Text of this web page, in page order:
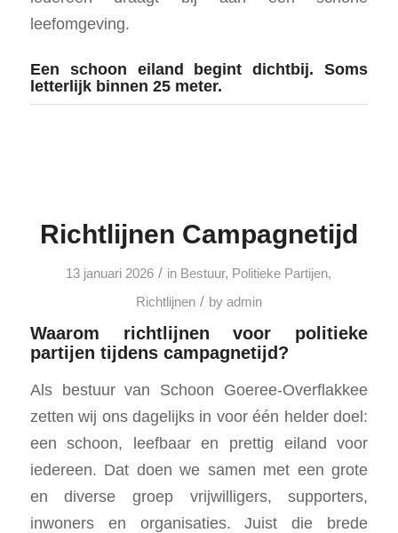
leefomgeving.
Een schoon eiland begint dichtbij. Soms
letterlijk binnen 25 meter.
Richtlijnen Campagnetijd
13 januari 2026 / in Bestuur, Politieke Partijen,
Richtlijnen / by admin
Waarom richtlijnen voor politieke
partijen tijdens campagnetijd?
Als bestuur van Schoon Goeree-Overflakkee
zetten wij ons dagelijks in voor één helder doel:
een schoon, leefbaar en prettig eiland voor
iedereen. Dat doen we samen met een grote
en diverse groep vrijwilligers, supporters,
inwoners en organisaties. Juist die brede